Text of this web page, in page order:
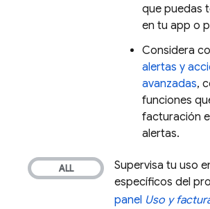
que puedas
en tu app o
Considera
alertas y
avanzadas,
funciones
facturación
alertas.
Supervisa tu uso
específicos del
panel Uso y